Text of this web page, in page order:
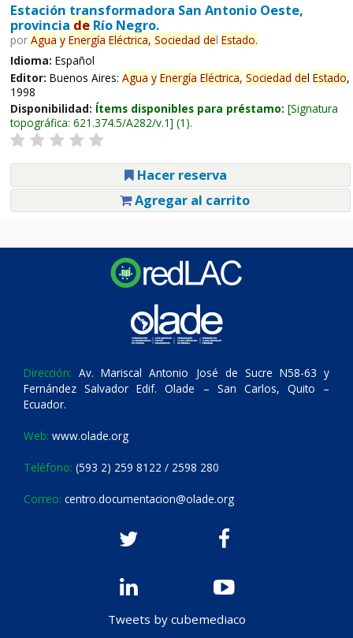
Estación transformadora San Antonio Oeste,
provincia deRío Negro.
por Agua y Energía Eléctrica, Sociedad del Estado.
Idioma: Español
Editor: Buenos Aires: Agua y Energía Eléctrica, Sociedad del Estado,
1998
Disponibilidad: Ítems disponibles para préstamo: Signatura
topográfica: 621.374.5/A282/v.1 (1).
Hacer reserva
Agregar al carrito
Dirección: Av. Mariscal Antonio José de Sucre N58-63 y
Fernández Salvador Edif. Olade – San Carlos, Quito –
Ecuador.
Web: www.olade.org
Teléfono: (593 2) 259 8122 / 2598 280
Correo: centro.documentacion@olade.org
Tweets by cubemediaco